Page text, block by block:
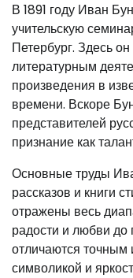
В 1891 году Иван
учительскую
Петербург. Здесь
литературным
произведения в
времени. Вскоре
представителей
признание как
Основные труды
рассказов и книги
отражены весь
радости и любви до
отличаются точным
символикой и